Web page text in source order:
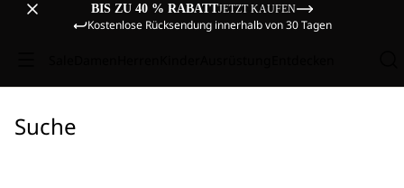
BIS ZU 40 % RABATTJETZT KAUFEN
Kostenlose Rücksendung innerhalb von 30 Tagen
Suche